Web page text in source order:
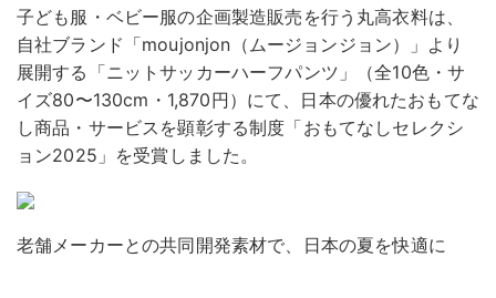
子ども服・ベビー服の企画製造販売を行う丸高衣料は、
自社ブランド「moujonjon（ムージョンジョン）」より
展開する「ニットサッカーハーフパンツ」（全10色・サ
イズ80〜130cm・1,870円）にて、日本の優れたおもてな
し商品・サービスを顕彰する制度「おもてなしセレクシ
ョン2025」を受賞しました。
老舗メーカーとの共同開発素材で、日本の夏を快適に